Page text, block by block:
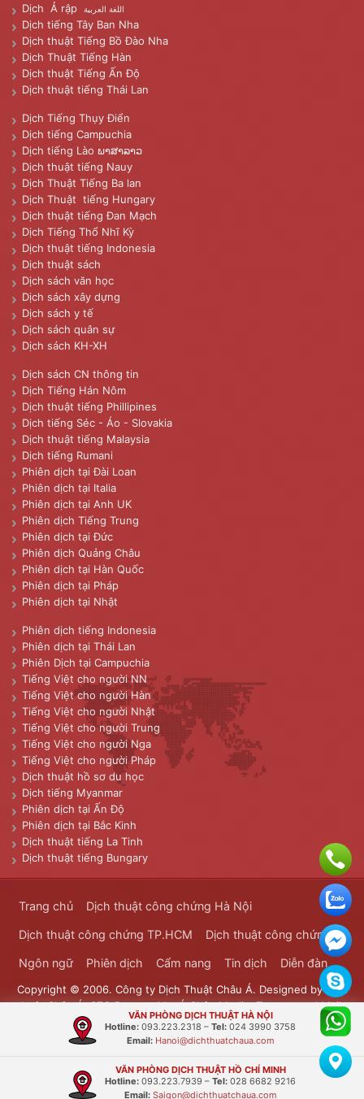
Dịch Ả rập
اللغة العربية
Dịch tiếng Tây Ban Nha
Dịch thuật Tiếng Bồ Đào Nha
Dịch Thuật Tiếng Hàn
Dịch thuật Tiếng Ấn Độ
Dịch thuật tiếng Thái Lan
Dịch Tiếng Thụy Điển
Dịch tiếng Campuchia
Dịch tiếng Lào ພາສາລາວ
Dịch thuật tiếng Nauy
Dịch Thuật Tiếng Ba lan
Dịch Thuật tiếng Hungary
Dịch thuật tiếng Đan Mạch
Dịch Tiếng Thổ Nhĩ Kỳ
Dịch thuật tiếng Indonesia
Dịch thuật sách
Dịch sách văn học
Dịch sách xây dựng
Dịch sách y tế
Dịch sách quân sự
Dịch sách KH-XH
Dịch sách CN thông tin
Dịch Tiếng Hán Nôm
Dịch thuật tiếng Phillipines
Dịch tiếng Séc - Áo - Slovakia
Dịch thuật tiếng Malaysia
Dịch tiếng Rumani
Phiên dịch tại Đài Loan
Phiên dịch tại Italia
Phiên dịch tại Anh UK
Phiên dịch Tiếng Trung
Phiên dịch tại Đức
Phiên dịch Quảng Châu
Phiên dịch tại Hàn Quốc
Phiên dịch tại Pháp
Phiên dịch tại Nhật
Phiên dịch tiếng Indonesia
Phiên dịch tại Thái Lan
Phiên Dịch tại Campuchia
Tiếng Việt cho người NN
Tiếng Việt cho người Hàn
Tiếng Việt cho người Nhật
Tiếng Việt cho người Trung
Tiếng Việt cho người Nga
Tiếng Việt cho người Pháp
Dịch thuật hồ sơ du học
Dịch tiếng Myanmar
Phiên dịch tại Ấn Độ
Phiên dịch tại Bắc Kinh
Dịch thuật tiếng La Tinh
Dịch thuật tiếng Bungary
Trang chủ Dịch thuật công chứng Hà Nội
Dịch thuật công chứng TP.HCM Dịch thuật công chứng
Ngôn ngữ Phiên dịch Cẩm nang Tin dịch Diễn đàn
Copyright © 2006. Công ty Dịch Thuật Châu Á. Designed byDịch
thuật Châu Á. SEO Powered byÁ Châu Media. Transported Mails
Bưu Chính Đông Dương
VĂN PHÒNG DỊCH THUẬT HÀ NỘI
Hotline: 093.223.2318 – Tel: 024 3990 3758
Email: Hanoi@dichthuatchaua.com
VĂN PHÒNG DỊCH THUẬT HỒ CHÍ MINH
Hotline: 093.223.7939 – Tel: 028 6682 9216
Email: Saigon@dichthuatchaua.com